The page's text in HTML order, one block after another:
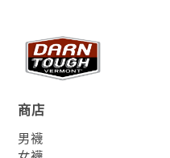
商店
男襪
女襪